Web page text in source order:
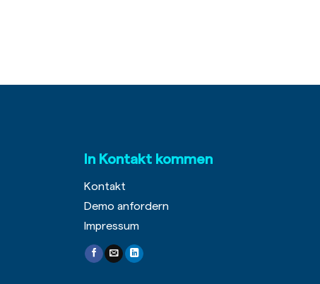
In Kontakt kommen
Kontakt
Demo anfordern
Impressum